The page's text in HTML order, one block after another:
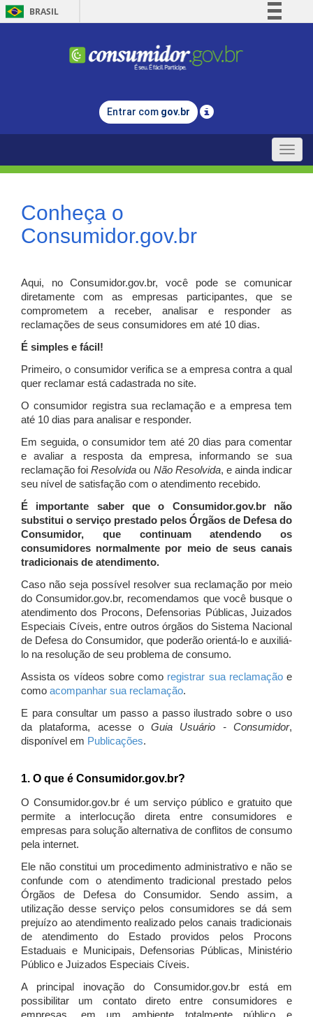
BRASIL
Comunica BR
Legislação
Entrar com gov.br
Toggle
Conheça o
Consumidor.gov.br
Aqui, no Consumidor.gov.br, você pode se comunicar
diretamente com as empresas participantes, que se
comprometem a receber, analisar e responder as
reclamações de seus consumidores em até 10 dias.
É simples e fácil!
Primeiro, o consumidor verifica se a empresa contra a qual
quer reclamar está cadastrada no site.
O consumidor registra sua reclamação e a empresa tem
até 10 dias para analisar e responder.
Em seguida, o consumidor tem até 20 dias para comentar
e avaliar a resposta da empresa, informando se sua
reclamação foiResolvida ou Não Resolvida, e ainda indicar
seu nível de satisfação com o atendimento recebido.
É importante saber que o Consumidor.gov.br não
substitui o serviço prestado pelos Órgãos de Defesa do
Consumidor, que continuam atendendo os
consumidores normalmente por meio de seus canais
tradicionais de atendimento.
Caso não seja possível resolver sua reclamação por meio
do Consumidor.gov.br, recomendamos que você busque o
atendimento dos Procons, Defensorias Públicas, Juizados
Especiais Cíveis, entre outros órgãos do Sistema Nacional
de Defesa do Consumidor, que poderão orientá-lo e auxiliá-
lo na resolução de seu problema de consumo.
Assista os vídeos sobre como registrar sua reclamaçãoe
como acompanhar sua reclamação.
E para consultar um passo a passo ilustrado sobre o uso
da plataforma, acesse oGuia Usuário - Consumidor,
disponível em Publicações.
1. O que é Consumidor.gov.br?
O Consumidor.gov.br é um serviço público e gratuito que
permite a interlocução direta entre consumidores e
empresas para solução alternativa de conflitos de consumo
pela internet.
Ele não constitui um procedimento administrativo e não se
confunde com o atendimento tradicional prestado pelos
Órgãos de Defesa do Consumidor. Sendo assim, a
utilização desse serviço pelos consumidores se dá sem
prejuízo ao atendimento realizado pelos canais tradicionais
de atendimento do Estado providos pelos Procons
Estaduais e Municipais, Defensorias Públicas, Ministério
Público e Juizados Especiais Cíveis.
A principal inovação do Consumidor.gov.br está em
possibilitar um contato direto entre consumidores e